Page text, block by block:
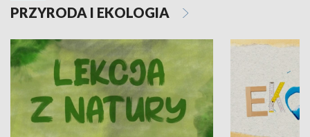
PRZYRODA I EKOLOGIA